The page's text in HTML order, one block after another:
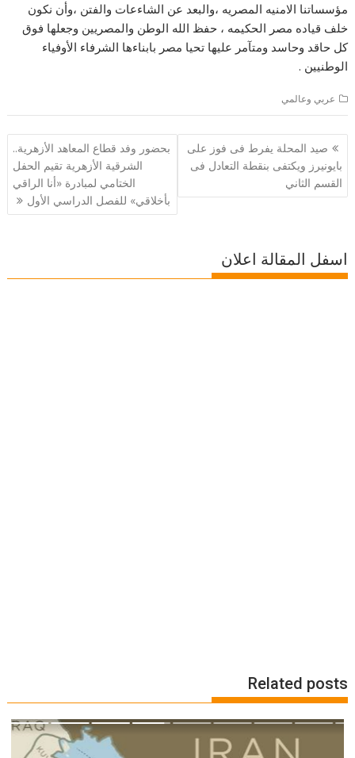
مؤسساتنا الامنيه المصريه ،والبعد عن الشاءعات والفتن ،وأن نكون
خلف قياده مصر الحكيمه ، حفظ الله الوطن والمصريين وجعلها فوق
كل حاقد وحاسد ومتآمر عليها تحيا مصر بابناءها الشرفاء الأوفياء
الوطنيين .
عربي وعالمي
تصفّح
المقالات
صيد المحلة يفرط فى فوز على
بايونيرز ويكتفى بنقطة التعادل فى
القسم الثاني
بحضور وفد قطاع المعاهد الأزهرية..
الشرقية الأزهرية تقيم الحفل
الختامي لمبادرة «أنا الراقي
بأخلاقي» للفصل الدراسي الأول
اسفل المقالة اعلان
Related posts